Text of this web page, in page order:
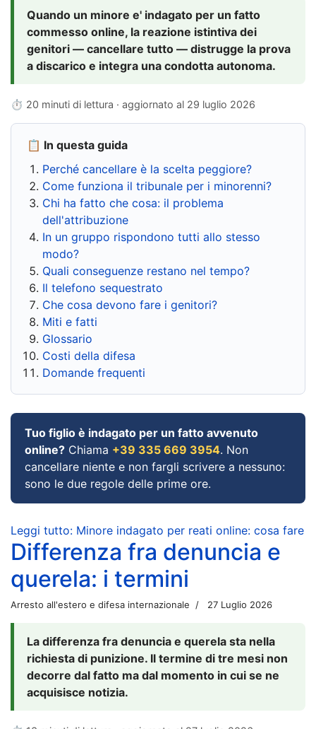
Quando un minore e' indagato per un fatto
commesso online, la reazione istintiva dei
genitori — cancellare tutto — distrugge la prova
a discarico e integra una condotta autonoma.
⏱ 20 minuti di lettura · aggiornato al 29 luglio 2026
📋 In questa guida
Perché cancellare è la scelta peggiore?
Come funziona il tribunale per i minorenni?
Chi ha fatto che cosa: il problema
dell'attribuzione
In un gruppo rispondono tutti allo stesso
modo?
Quali conseguenze restano nel tempo?
Il telefono sequestrato
Che cosa devono fare i genitori?
Miti e fatti
Glossario
Costi della difesa
Domande frequenti
Tuo figlio è indagato per un fatto avvenuto
online? Chiama +39 335 669 3954. Non
cancellare niente e non fargli scrivere a nessuno:
sono le due regole delle prime ore.
Leggi tutto: Minore indagato per reati online: cosa fare
Differenza fra denuncia e
querela: i termini
Arresto all'estero e difesa internazionale 27 Luglio 2026
La differenza fra denuncia e querela sta nella
richiesta di punizione. Il termine di tre mesi non
decorre dal fatto ma dal momento in cui se ne
acquisisce notizia.